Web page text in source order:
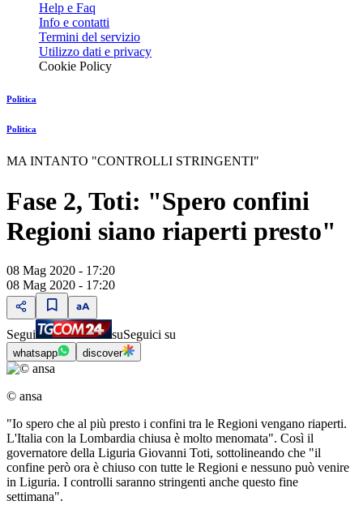
Help e Faq
Info e contatti
Termini del servizio
Utilizzo dati e privacy
Cookie Policy
Politica
Politica
MA INTANTO "CONTROLLI STRINGENTI"
Fase 2, Toti: "Spero confini
Regioni siano riaperti presto"
08 Mag 2020 - 17:20
08 Mag 2020 - 17:20
Segui suSeguici su
whatsapp discover
© ansa
"Io spero che al più presto i confini tra le Regioni vengano riaperti.
L'Italia con la Lombardia chiusa è molto menomata". Così il
governatore della Liguria Giovanni Toti, sottolineando che "il
confine però ora è chiuso con tutte le Regioni e nessuno può venire
in Liguria. I controlli saranno stringenti anche questo fine
settimana".